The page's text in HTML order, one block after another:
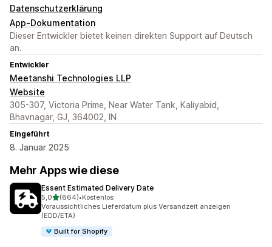
Datenschutzerklärung
App-Dokumentation
Dieser Entwickler bietet keinen direkten Support auf Deutsch
an.
Entwickler
Meetanshi Technologies LLP
Website
305-307, Victoria Prime, Near Water Tank, Kaliyabid,
Bhavnagar, GJ, 364002, IN
Eingeführt
8. Januar 2025
Mehr Apps wie diese
Essent Estimated Delivery Date
5,0von 5 Sternen
(864)
864 Rezensionen insgesamt
•Kostenlos
Voraussichtliches Lieferdatum plus Versandzeit anzeigen
(EDD/ETA)
Built for Shopify